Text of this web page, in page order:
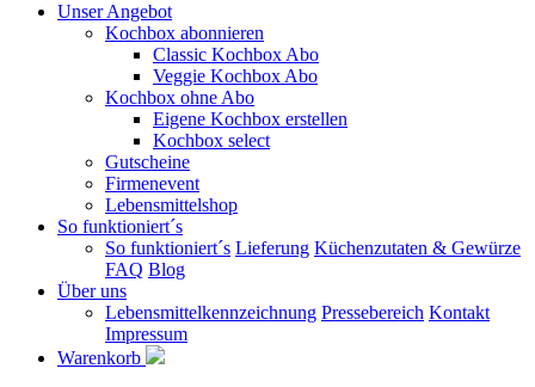
Unser Angebot
Kochbox abonnieren
Classic Kochbox Abo
Veggie Kochbox Abo
Kochbox ohne Abo
Eigene Kochbox erstellen
Kochbox select
Gutscheine
Firmenevent
Lebensmittelshop
So funktioniert´s
So funktioniert´s Lieferung Küchenzutaten & Gewürze
FAQ Blog
Über uns
Lebensmittelkennzeichnung Pressebereich Kontakt
Impressum
Warenkorb